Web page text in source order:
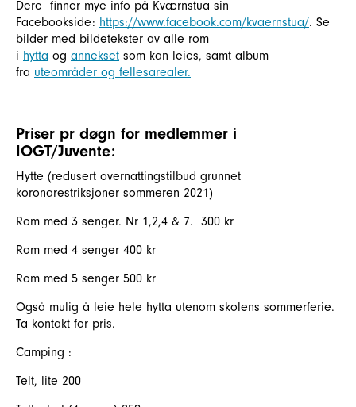
Dere finner mye info på Kværnstua sin
Facebookside: https://www.facebook.com/kvaernstua/. Se
bilder med bildetekster av alle rom
i hytta og annekset som kan leies, samt album
fra uteområder og fellesarealer.
Priser pr døgn for medlemmer i
IOGT/Juvente:
Hytte (redusert overnattingstilbud grunnet
koronarestriksjoner sommeren 2021)
Rom med 3 senger. Nr 1,2,4 & 7. 300 kr
Rom med 4 senger 400 kr
Rom med 5 senger 500 kr
Også mulig å leie hele hytta utenom skolens sommerferie.
Ta kontakt for pris.
Camping :
Telt, lite 200